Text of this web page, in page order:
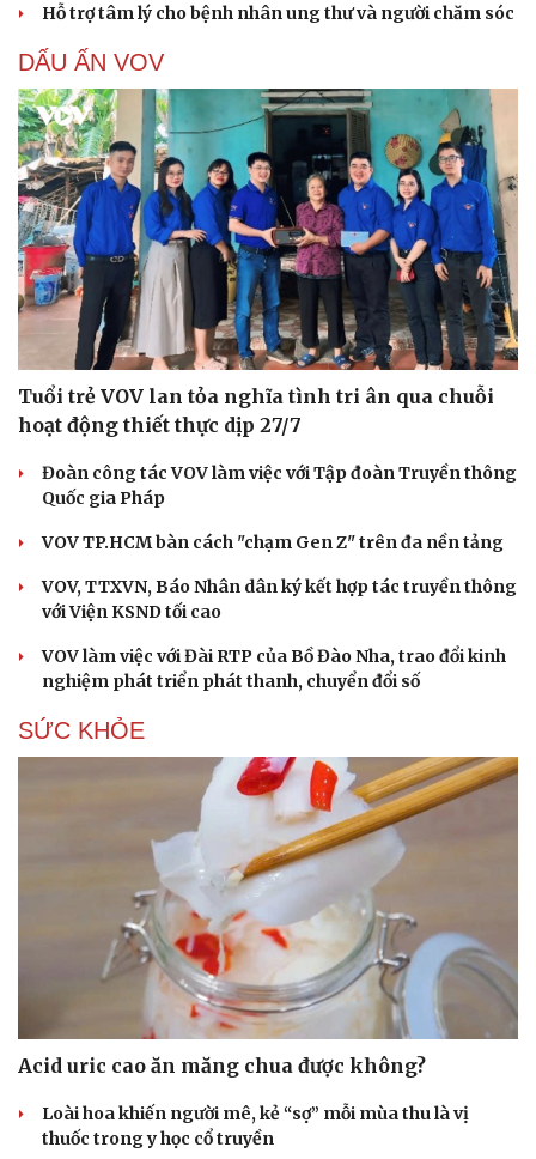
Hỗ trợ tâm lý cho bệnh nhân ung thư và người chăm sóc
DẤU ẤN VOV
Tuổi trẻ VOV lan tỏa nghĩa tình tri ân qua chuỗi
hoạt động thiết thực dịp 27/7
Đoàn công tác VOV làm việc với Tập đoàn Truyền thông
Quốc gia Pháp
VOV TP.HCM bàn cách "chạm Gen Z" trên đa nền tảng
VOV, TTXVN, Báo Nhân dân ký kết hợp tác truyền thông
với Viện KSND tối cao
VOV làm việc với Đài RTP của Bồ Đào Nha, trao đổi kinh
nghiệm phát triển phát thanh, chuyển đổi số
SỨC KHỎE
Acid uric cao ăn măng chua được không?
Loài hoa khiến người mê, kẻ “sợ” mỗi mùa thu là vị
thuốc trong y học cổ truyền